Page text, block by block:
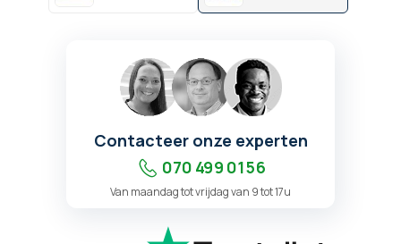
Contacteer onze experten
070 499 01 56
Van maandag tot vrijdag van 9 tot 17u